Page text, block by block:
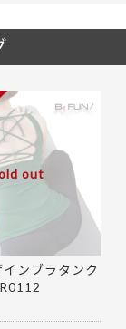
out
ンブラタンク